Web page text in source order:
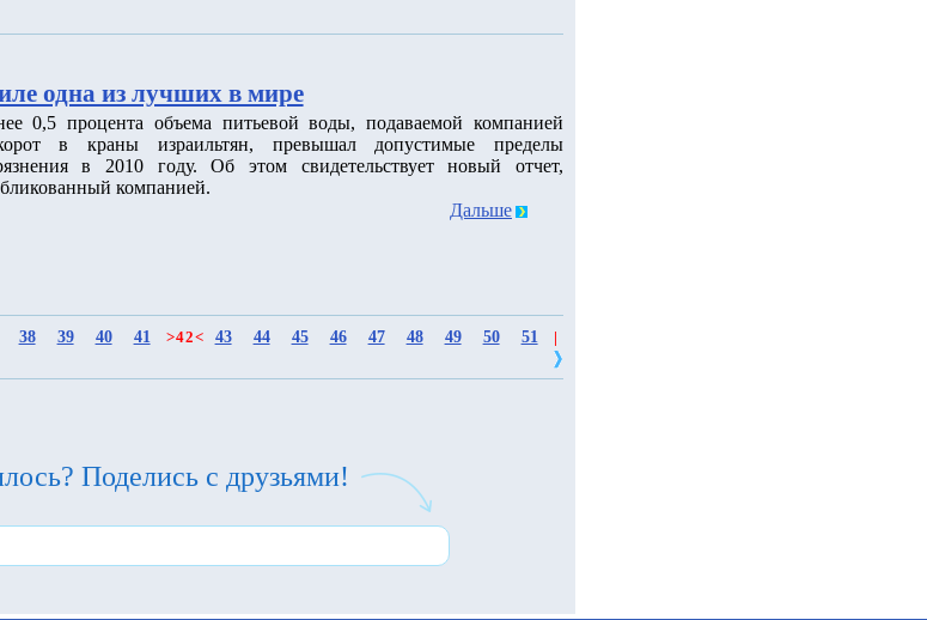
одна из лучших в мире
0,5 процента объема питьевой воды, подаваемой компанией
в краны израильтян, превышал допустимые пределы
в 2010 году. Об этом свидетельствует новый отчет,
компанией.
Дальше
38 39 40 41 >42< 43 44 45 46 47 48 49 50 51
Поделись с друзьями!